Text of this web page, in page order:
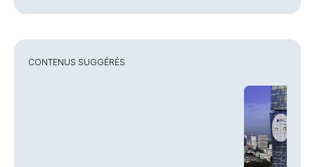
CONTENUS SUGGÉRÉS